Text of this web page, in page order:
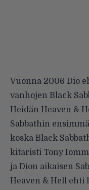
Vuonna 2006 Dio
vanhojen Black
Heidän Heaven &
Sabbathin
koska Black
kitaristi Tony
ja Dion aikaisen
Heaven & Hell ehti